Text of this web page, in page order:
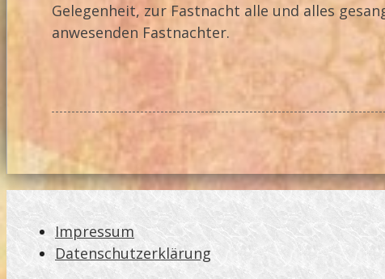
Gelegenheit, zur Fastnacht alle und alles
anwesenden Fastnachter.
Impressum
Datenschutzerklärung